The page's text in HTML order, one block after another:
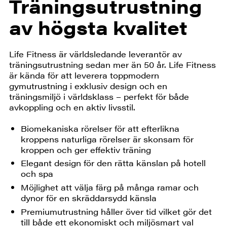
Träningsutrustning
av högsta kvalitet
Life Fitness är världsledande leverantör av
träningsutrustning sedan mer än 50 år. Life Fitness
är kända för att leverera toppmodern
gymutrustning i exklusiv design och en
träningsmiljö i världsklass – perfekt för både
avkoppling och en aktiv livsstil.
Biomekaniska rörelser för att efterlikna
kroppens naturliga rörelser är skonsam för
kroppen och ger effektiv träning
Elegant design för den rätta känslan på hotell
och spa
Möjlighet att välja färg på många ramar och
dynor för en skräddarsydd känsla
Premiumutrustning håller över tid vilket gör det
till både ett ekonomiskt och miljösmart val